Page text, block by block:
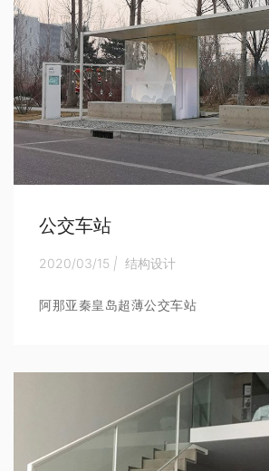
公交车站
2020/03/15 | 结构设计
阿那亚秦皇岛超薄公交车站